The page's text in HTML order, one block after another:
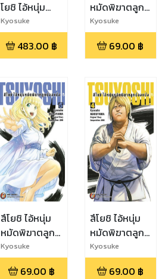
โยชิ ไอ้หนุ่ม
หมัดพิฆาตลูก
ป๋องแป๋ง เล่ม 1-
7
Kyosuke
Maruyama
483.00 ฿
หมัดพิฆาตลูก
ป๋องแป๋ง เล่ม 7
Kyosuke
Maruyama
69.00 ฿
สึโยชิ ไอ้หนุ่ม
หมัดพิฆาตลูก
ป๋องแป๋ง เล่ม 5
Kyosuke
Maruyama
69.00 ฿
สึโยชิ ไอ้หนุ่ม
หมัดพิฆาตลูก
ป๋องแป๋ง เล่ม 4
Kyosuke
Maruyama
69.00 ฿